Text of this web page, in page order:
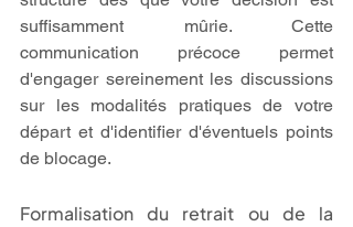
suffisamment mûrie. Cette
communication précoce permet
d'engager sereinement les discussions
sur les modalités pratiques de votre
départ et d'identifier d'éventuels points
de blocage.
Formalisation du retrait ou de la